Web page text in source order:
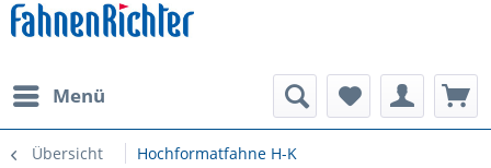
Menü
Übersicht Hochformatfahne H-K